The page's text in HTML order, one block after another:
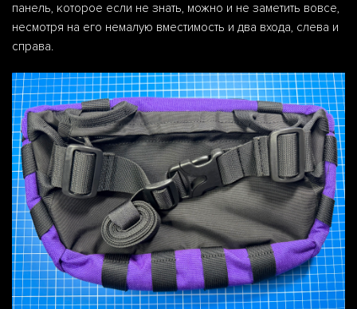
панель, которое если не знать, можно и не заметить вовсе,
несмотря на его немалую вместимость и два входа, слева и
справа.